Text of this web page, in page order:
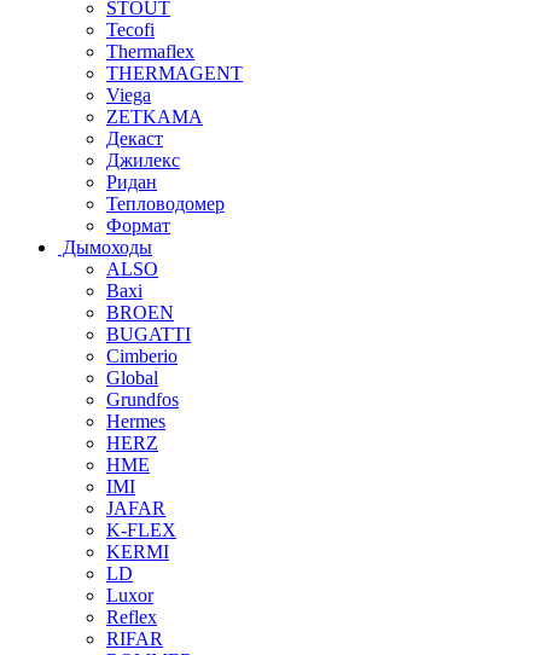
STOUT
Tecofi
Thermaflex
THERMAGENT
Viega
ZETKAMA
Декаст
Джилекс
Ридан
Тепловодомер
Формат
Дымоходы
ALSO
Baxi
BROEN
BUGATTI
Cimberio
Global
Grundfos
Hermes
HERZ
HME
IMI
JAFAR
K-FLEX
KERMI
LD
Luxor
Reflex
RIFAR